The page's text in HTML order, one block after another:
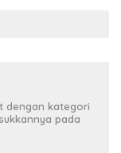
dengan kategori
pada